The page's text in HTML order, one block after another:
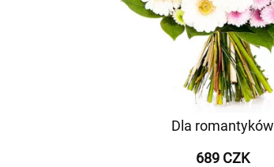
Dla romantyków
689 CZK